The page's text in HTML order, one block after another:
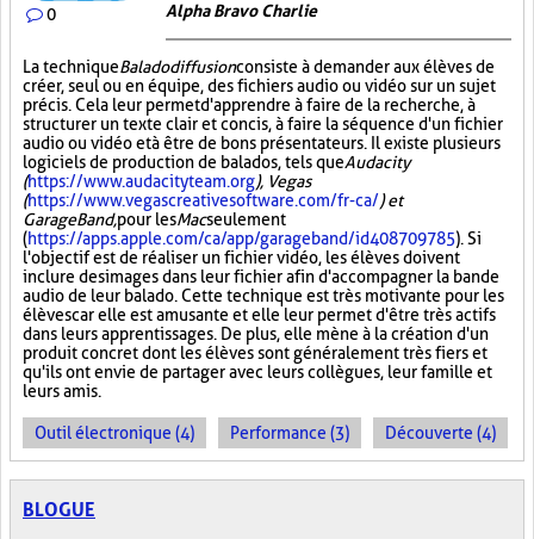
0 Alpha Bravo Charlie
La techniqueBaladodiffusionconsiste à demander aux élèves de
créer, seul ou en équipe, des fichiers audio ou vidéo sur un sujet
précis. Cela leur permet d'apprendre à faire de la recherche, à
structurer un texte clair et concis, à faire la séquence d'un fichier
audio ou vidéo et à être de bons présentateurs. Il existe plusieurs
logiciels de production de balados, tels queAudacity
(https://www.audacityteam.org), Vegas
(https://www.vegascreativesoftware.com/fr-ca/) et
GarageBand,pour lesMacseulement
(https://apps.apple.com/ca/app/garageband/id408709785). Si
l'objectif est de réaliser un fichier vidéo, les élèves doivent
inclure des images dans leur fichier afin d'accompagner la bande
audio de leur balado. Cette technique est très motivante pour les
élèves car elle est amusante et elle leur permet d'être très actifs
dans leurs apprentissages. De plus, elle mène à la création d'un
produit concret dont les élèves sont généralement très fiers et
qu'ils ont envie de partager avec leurs collègues, leur famille et
leurs amis.
Outil électronique (4) Performance (3) Découverte (4)
BLOGUE